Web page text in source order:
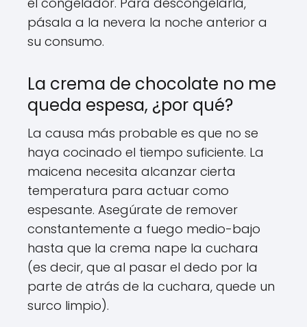
pásala a la nevera la noche anterior a
su consumo.
La crema de chocolate no me
queda espesa, ¿por qué?
La causa más probable es que no se
haya cocinado el tiempo suficiente. La
maicena necesita alcanzar cierta
temperatura para actuar como
espesante. Asegúrate de remover
constantemente a fuego medio-bajo
hasta que la crema nape la cuchara
(es decir, que al pasar el dedo por la
parte de atrás de la cuchara, quede un
surco limpio).